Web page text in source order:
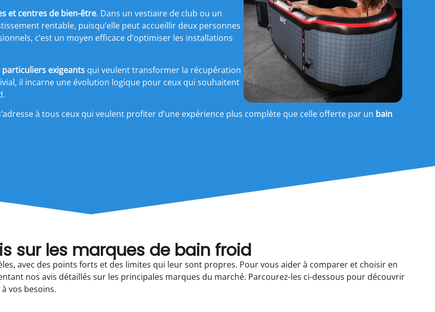
et centres de bien-être. Dans un vestiaire de club ou un
rentable, puisqu’elle peut accueillir deux personnes
c’est un moyen efficace d’optimiser les installations
particuliers exigeants qui veulent transformer la récupération
il incarne une évolution logique pour ceux qui souhaitent
à tous ceux qui veulent profiter d’une expérience plus complète que celle offerte par un bain
sur les marques de bain froid​
avec des points forts et des limites qui leur sont propres. Pour vous aider à comparer et choisir en
nos avis détaillés sur les principales marques du marché. Parcourez-les ci-dessous pour découvrir
vos besoins.